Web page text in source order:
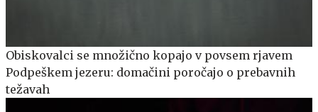
Obiskovalci se množično kopajo v povsem rjavem
Podpeškem jezeru: domačini poročajo o prebavnih
težavah